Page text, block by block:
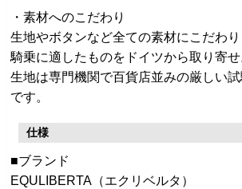
・素材へのこだわり
生地やボタンなど全ての素材にこだわ
騎乗に適したものをドイツから取り寄せ
生地は専門機関で百貨店並みの厳しい
です。
仕様
■ブランド
EQULIBERTA（エクリベルタ）